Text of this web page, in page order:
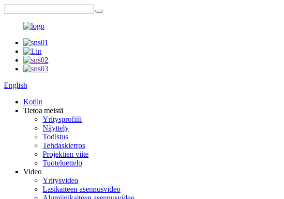
English
Kotiin
Tietoa meistä
Yritysprofiili
Näyttely
Todistus
Tehdaskierros
Projektien viite
Tuoteluettelo
Video
Yritysvideo
Lasikaiteen asennusvideo